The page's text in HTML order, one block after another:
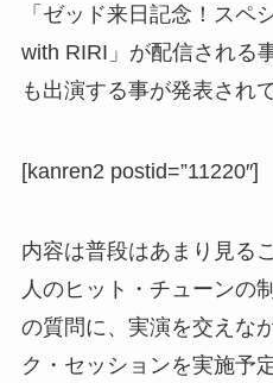
「ゼッド来日記念！スペ
with RIRI」が配信される
も出演する事が発表され
[kanren2 postid=”11220″]
内容は普段はあまり見る
人のヒット・チューンの
の質問に、実演を交えな
ク・セッションを実施予